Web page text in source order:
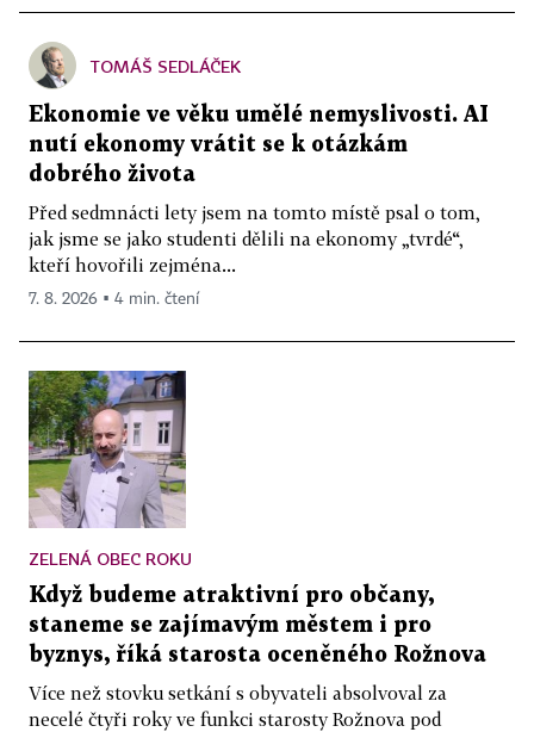
TOMÁŠ SEDLÁČEK
Ekonomie ve věku umělé nemyslivosti. AI
nutí ekonomy vrátit se k otázkám
dobrého života
Před sedmnácti lety jsem na tomto místě psal o tom,
jak jsme se jako studenti dělili na ekonomy „tvrdé“,
kteří hovořili zejména...
7. 8. 2026 ▪ 4 min. čtení
ZELENÁ OBEC ROKU
Když budeme atraktivní pro občany,
staneme se zajímavým městem i pro
byznys, říká starosta oceněného Rožnova
Více než stovku setkání s obyvateli absolvoval za
necelé čtyři roky ve funkci starosty Rožnova pod